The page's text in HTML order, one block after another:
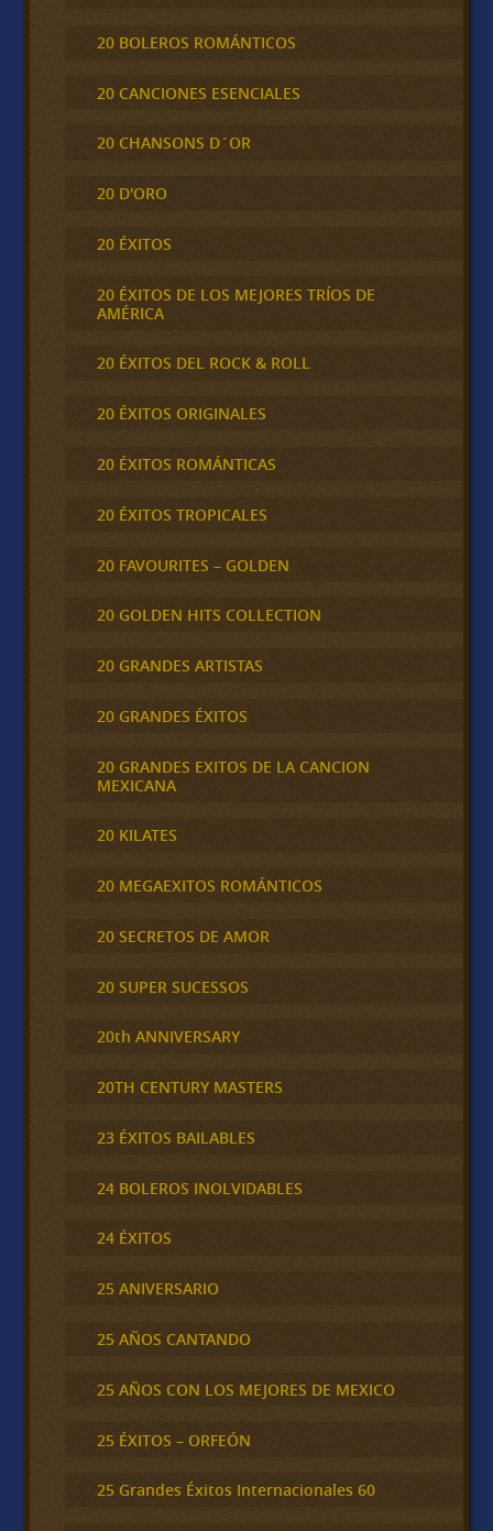
20 BOLEROS ROMÁNTICOS
20 CANCIONES ESENCIALES
20 CHANSONS D´OR
20 D'ORO
20 ÉXITOS
20 ÉXITOS DE LOS MEJORES TRÍOS DE
AMÉRICA
20 ÉXITOS DEL ROCK & ROLL
20 ÉXITOS ORIGINALES
20 ÉXITOS ROMÁNTICAS
20 ÉXITOS TROPICALES
20 FAVOURITES – GOLDEN
20 GOLDEN HITS COLLECTION
20 GRANDES ARTISTAS
20 GRANDES ÉXITOS
20 GRANDES EXITOS DE LA CANCION
MEXICANA
20 KILATES
20 MEGAEXITOS ROMÁNTICOS
20 SECRETOS DE AMOR
20 SUPER SUCESSOS
20th ANNIVERSARY
20TH CENTURY MASTERS
23 ÉXITOS BAILABLES
24 BOLEROS INOLVIDABLES
24 ÉXITOS
25 ANIVERSARIO
25 AÑOS CANTANDO
25 AÑOS CON LOS MEJORES DE MEXICO
25 ÉXITOS – ORFEÓN
25 Grandes Éxitos Internacionales 60